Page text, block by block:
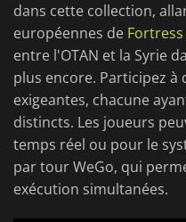
dans cette collection,
européennes de
entre l'OTAN et la Syrie
plus encore. Participez à
exigeantes, chacune
distincts. Les joueurs
temps réel ou pour le
par tour WeGo, qui
exécution simultanées.